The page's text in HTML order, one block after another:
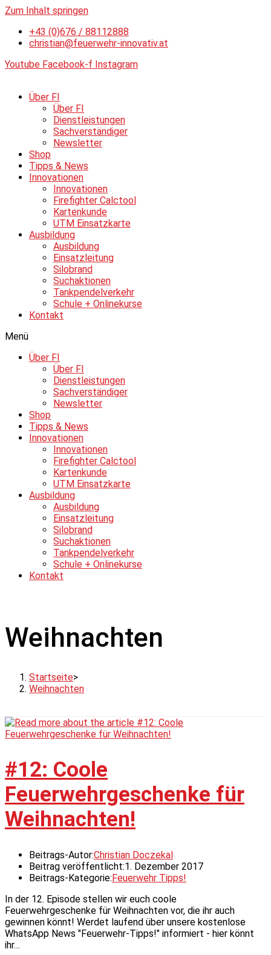
Zum Inhalt springen
+43 (0)676 / 88112888
christian@feuerwehr-innovativ.at
Youtube Facebook-f Instagram
Über FI
Über FI
Dienstleistungen
Sachverständiger
Newsletter
Shop
Tipps & News
Innovationen
Innovationen
Firefighter Calctool
Kartenkunde
UTM Einsatzkarte
Ausbildung
Ausbildung
Einsatzleitung
Silobrand
Suchaktionen
Tankpendelverkehr
Schule + Onlinekurse
Kontakt
Menü
Über FI
Über FI
Dienstleistungen
Sachverständiger
Newsletter
Shop
Tipps & News
Innovationen
Innovationen
Firefighter Calctool
Kartenkunde
UTM Einsatzkarte
Ausbildung
Ausbildung
Einsatzleitung
Silobrand
Suchaktionen
Tankpendelverkehr
Schule + Onlinekurse
Kontakt
Weihnachten
Startseite>
Weihnachten
#12: Coole
Feuerwehrgeschenke für
Weihnachten!
Beitrags-Autor:Christian Doczekal
Beitrag veröffentlicht:1. Dezember 2017
Beitrags-Kategorie: Feuerwehr Tipps!
In der 12. Episode stellen wir euch coole
Feuerwehrgeschenke für Weihnachten vor, die ihr auch
gewinnen könnt! Werdet laufend über unsere kostenlose
WhatsApp News "Feuerwehr-Tipps!" informiert - hier könnt
ihr…